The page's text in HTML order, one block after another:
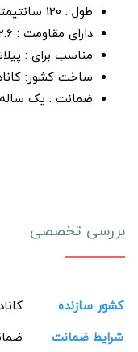
طول : 120 سانتیمتر
دارای مقاومت : 22.6 کیلو گرم
مناسب برای :
ساخت کشور:
ضمانت : یک ساله
بررسی تخصصی
کشور سازنده
شرایط ضمانت